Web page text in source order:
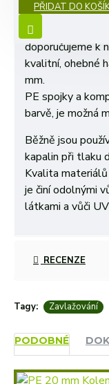
PŘIDAT DO
PE Tvarovky 20
systémů. K
doporučujeme k
kvalitní, ohebné
mm.
PE spojky a
barvě, je možná
Běžně jsou
kapalin při tlaku
Kvalita
je činí odolnými
látkami a vůči
RECENZE
Tagy: Zavlažování
PODOBNÉ